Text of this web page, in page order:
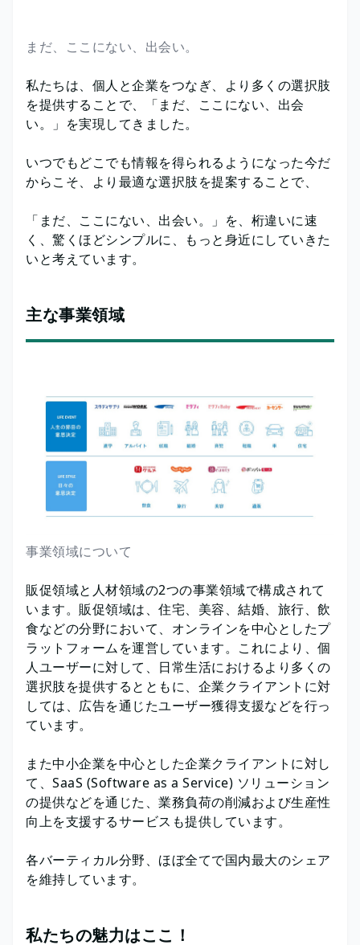
まだ、ここにない、出会い。
私たちは、個人と企業をつなぎ、より多くの選択肢
を提供することで、「まだ、ここにない、出会
い。」を実現してきました。
いつでもどこでも情報を得られるようになった今だ
からこそ、より最適な選択肢を提案することで、
「まだ、ここにない、出会い。」を、桁違いに速
く、驚くほどシンプルに、もっと身近にしていきた
いと考えています。
主な事業領域
事業領域について
販促領域と人材領域の2つの事業領域で構成されて
います。販促領域は、住宅、美容、結婚、旅行、飲
食などの分野において、オンラインを中心としたプ
ラットフォームを運営しています。これにより、個
人ユーザーに対して、日常生活におけるより多くの
選択肢を提供するとともに、企業クライアントに対
しては、広告を通じたユーザー獲得支援などを行っ
ています。
また中小企業を中心とした企業クライアントに対し
て、SaaS (Software as a Service) ソリューション
の提供などを通じた、業務負荷の削減および生産性
向上を支援するサービスも提供しています。
各バーティカル分野、ほぼ全てで国内最大のシェア
を維持しています。
私たちの魅力はここ！